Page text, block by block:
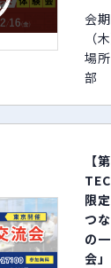
会
（
場
部
【
限
つ
の
会」